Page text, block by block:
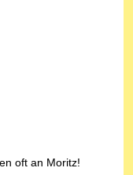
oft an Moritz!